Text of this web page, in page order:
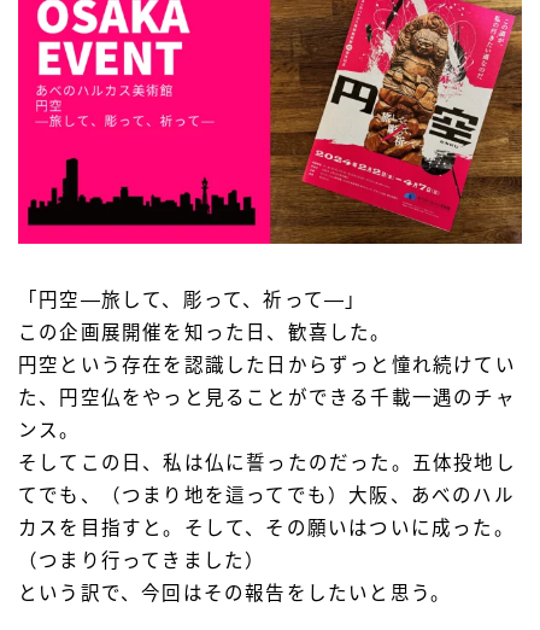
「円空―旅して、彫って、祈って―」
この企画展開催を知った日、歓喜した。
円空という存在を認識した日からずっと憧れ続けてい
た、円空仏をやっと見ることができる千載一遇のチャ
ンス。
そしてこの日、私は仏に誓ったのだった。五体投地し
てでも、（つまり地を這ってでも）大阪、あべのハル
カスを目指すと。そして、その願いはついに成った。
（つまり行ってきました）
という訳で、今回はその報告をしたいと思う。